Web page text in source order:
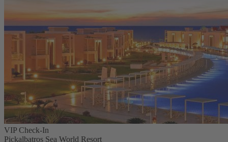
VIP Check-In
Pickalbatros Sea World Resort